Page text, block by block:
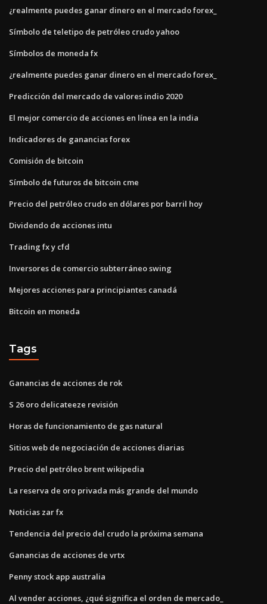
¿realmente puedes ganar dinero en el mercado forex_
Símbolo de teletipo de petróleo crudo yahoo
Símbolos de moneda fx
¿realmente puedes ganar dinero en el mercado forex_
Predicción del mercado de valores indio 2020
El mejor comercio de acciones en línea en la india
Indicadores de ganancias forex
Comisión de bitcoin
Símbolo de futuros de bitcoin cme
Precio del petróleo crudo en dólares por barril hoy
Dividendo de acciones intu
Trading fx y cfd
Inversores de comercio subterráneo swing
Mejores acciones para principiantes canadá
Bitcoin en moneda
Tags
Ganancias de acciones de rok
S 26 oro delicateeze revisión
Horas de funcionamiento de gas natural
Sitios web de negociación de acciones diarias
Precio del petróleo brent wikipedia
La reserva de oro privada más grande del mundo
Noticias zar fx
Tendencia del precio del crudo la próxima semana
Ganancias de acciones de vrtx
Penny stock app australia
Al vender acciones, ¿qué significa el orden de mercado_